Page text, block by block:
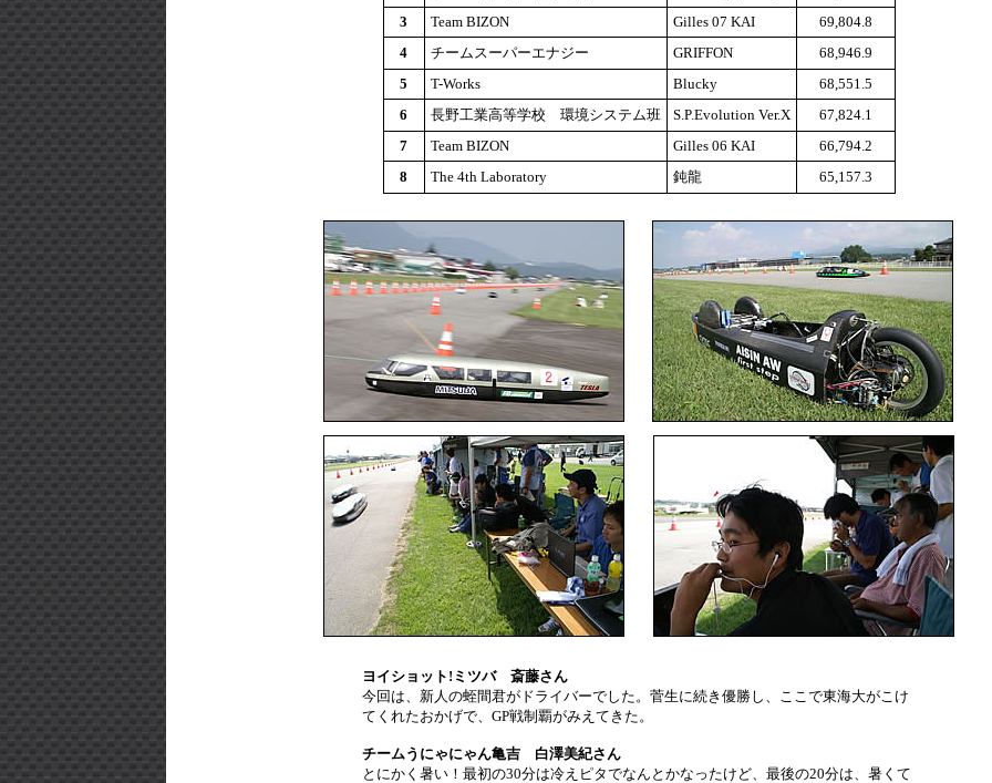
3
Team BIZON Gilles 07 KAI
69,804.8
4
チームスーパーエナジー GRIFFON
68,946.9
5
T-Works Blucky
68,551.5
6
長野工業高等学校 環境システム班 S.P.Evolution Ver.X
67,824.1
7
Team BIZON Gilles 06 KAI
66,794.2
8
The 4th Laboratory 鈍龍 65,157.3
ヨイショット!ミツバ 斎藤さん
今回は、新人の蛭間君がドライバーでした。菅生に続き優勝し、ここで東海大がこけ
てくれたおかげで、GP戦制覇がみえてきた。
チームうにゃにゃん亀吉 白澤美紀さん
とにかく暑い！最初の30分は冷えピタでなんとかなったけど、最後の20分は、暑くて